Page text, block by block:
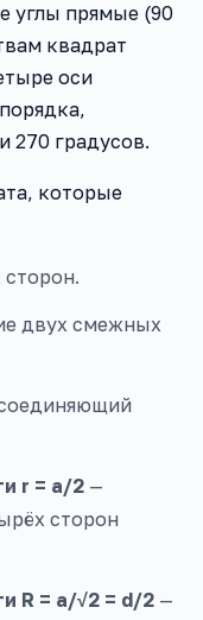
углы прямые (90
квадрат
оси
270 градусов.
которые
двух смежных
r = a/2 —
сторон
R = a/√2 = d/2 —